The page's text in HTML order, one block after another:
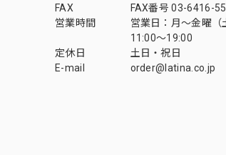
FAX
FAX番号 03-6416-
営業時間
営業日：月〜金曜（
11:00〜19:00
定休日
土日・祝日
E-mail
order@latina.co.jp